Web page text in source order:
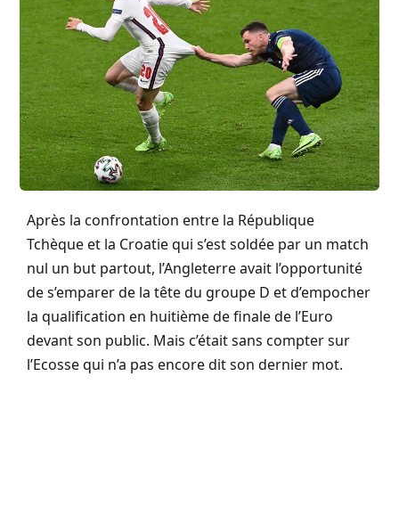
Après la confrontation entre la République
Tchèque et la Croatie qui s’est soldée par un match
nul un but partout, l’Angleterre avait l’opportunité
de s’emparer de la tête du groupe D et d’empocher
la qualification en huitième de finale de l’Euro
devant son public. Mais c’était sans compter sur
l’Ecosse qui n’a pas encore dit son dernier mot.